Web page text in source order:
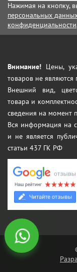
Нажимая на кнопку,
персональных
конфиденциальности
Внимание! Цены,
товаров не
Внешний вид,
товара и
сведения на момент
Вся информация на
и не является
статьи 437 ГК РФ